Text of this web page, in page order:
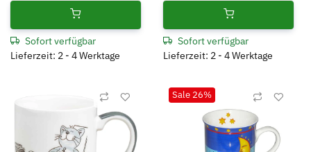
Sofort verfügbar
Lieferzeit: 2 - 4 Werktage
Sofort verfügbar
Lieferzeit: 2 - 4 Werktage
Sale 26%